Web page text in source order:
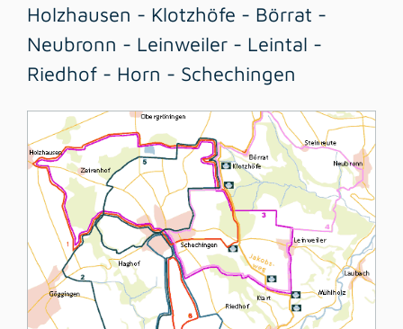
Holzhausen - Klotzhöfe - Börrat -
Neubronn - Leinweiler - Leintal -
Riedhof - Horn - Schechingen